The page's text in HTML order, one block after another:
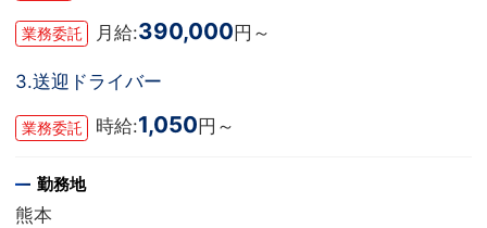
業務委託 月給:390,000円～
3.送迎ドライバー
業務委託 時給:1,050 円～
勤務地
熊本